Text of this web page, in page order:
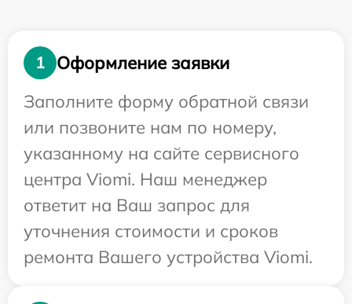
1
Оформление заявки
Заполните форму обратной связи
или позвоните нам по номеру,
указанному на сайте сервисного
центра Viomi. Наш менеджер
ответит на Ваш запрос для
уточнения стоимости и сроков
ремонта Вашего устройства Viomi.